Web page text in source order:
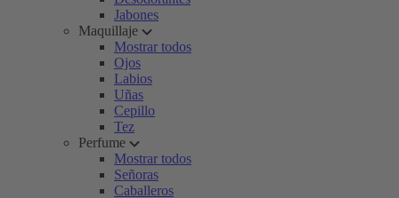
Jabones
Maquillaje
Mostrar todos
Ojos
Labios
Uñas
Cepillo
Tez
Perfume
Mostrar todos
Señoras
Caballeros